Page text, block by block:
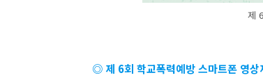
제
◎ 제 6회 학교폭력예방 스마트폰 영